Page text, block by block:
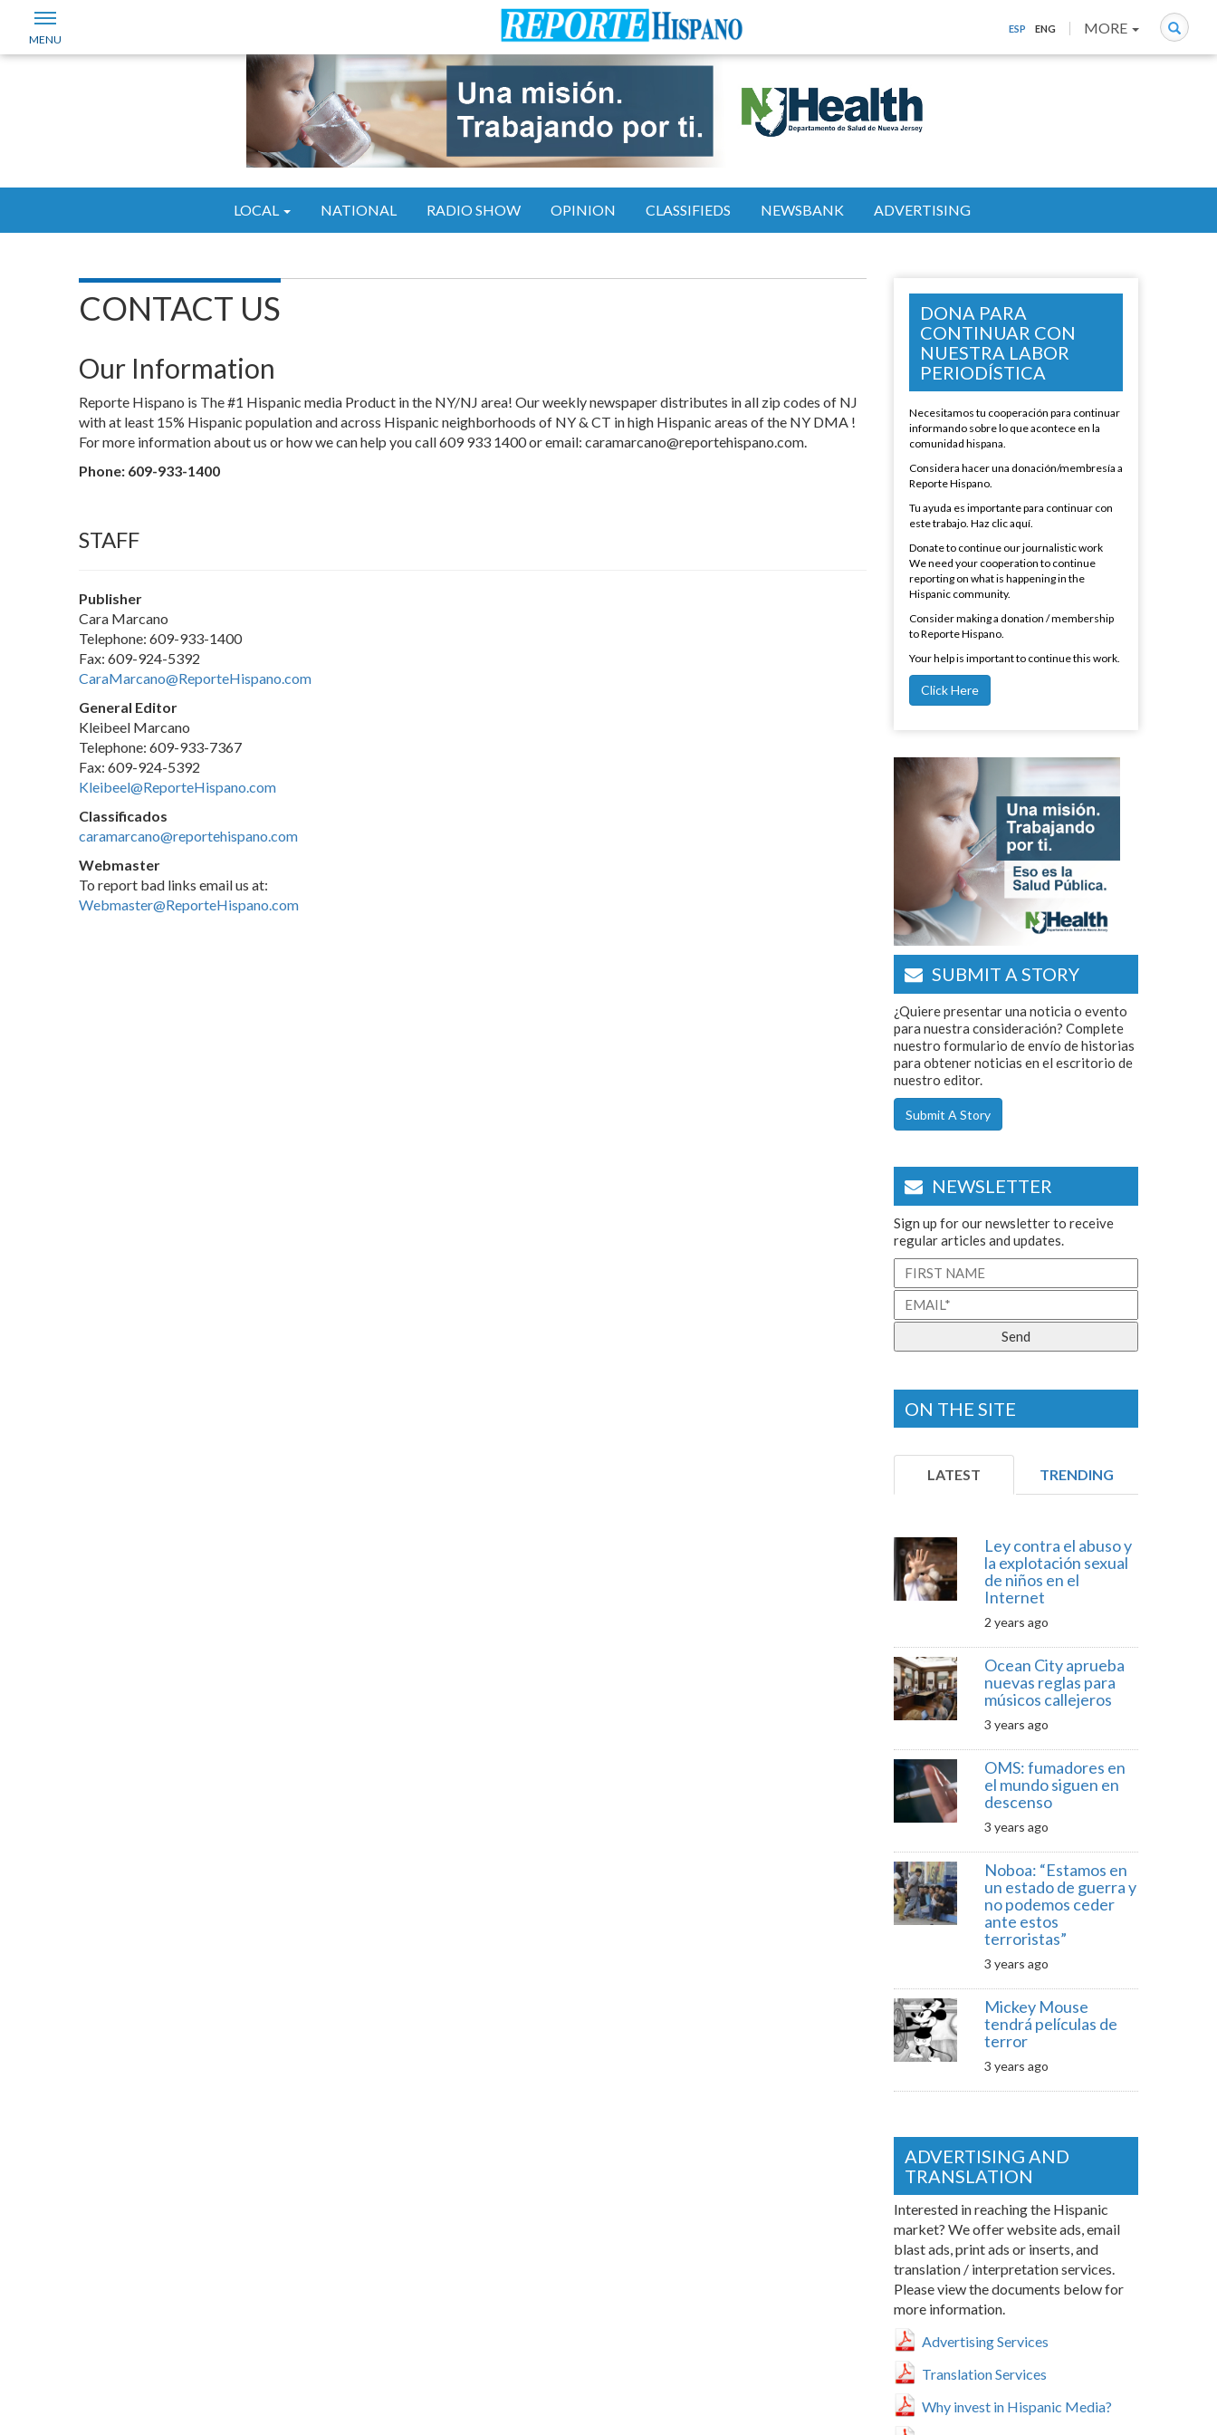
Search
MORE
ESP ENG
LOCAL NATIONAL RADIO SHOW OPINION CLASSIFIEDS NEWSBANK ADVERTISING
CONTACT US
Our Information
Reporte Hispano is The #1 Hispanic media Product in the NY/NJ area! Our weekly newspaper distributes in all zip codes of NJ
with at least 15% Hispanic population and across Hispanic neighborhoods of NY & CT in high Hispanic areas of the NY DMA !
For more information about us or how we can help you call 609 933 1400 or email: caramarcano@reportehispano.com.
Phone: 609-933-1400
STAFF
Publisher
Cara Marcano
Telephone: 609-933-1400
Fax: 609-924-5392
CaraMarcano@ReporteHispano.com
General Editor
Kleibeel Marcano
Telephone: 609-933-7367
Fax: 609-924-5392
Kleibeel@ReporteHispano.com
Classificados
caramarcano@reportehispano.com
Webmaster
To report bad links email us at:
Webmaster@ReporteHispano.com
DONA PARA
CONTINUAR CON
NUESTRA LABOR
PERIODÍSTICA
Necesitamos tu cooperación para continuar
informando sobre lo que acontece en la
comunidad hispana.
Considera hacer una donación/membresía a
Reporte Hispano.
Tu ayuda es importante para continuar con
este trabajo. Haz clic aquí.
Donate to continue our journalistic work
We need your cooperation to continue
reporting on what is happening in the
Hispanic community.
Consider making a donation / membership
to Reporte Hispano.
Your help is important to continue this work.
Click Here
SUBMIT A STORY
¿Quiere presentar una noticia o evento
para nuestra consideración? Complete
nuestro formulario de envío de historias
para obtener noticias en el escritorio de
nuestro editor.
Submit A Story
NEWSLETTER
Sign up for our newsletter to receive
regular articles and updates.
ON THE SITE
LATEST TRENDING
Ley contra el abuso y
la explotación sexual
de niños en el
Internet
2 years ago
Ocean City aprueba
nuevas reglas para
músicos callejeros
3 years ago
OMS: fumadores en
el mundo siguen en
descenso
3 years ago
Noboa: “Estamos en
un estado de guerra y
no podemos ceder
ante estos
terroristas”
3 years ago
Mickey Mouse
tendrá películas de
terror
3 years ago
ADVERTISING AND
TRANSLATION
Interested in reaching the Hispanic
market? We offer website ads, email
blast ads, print ads or inserts, and
translation / interpretation services.
Please view the documents below for
more information.
Advertising Services
Translation Services
Why invest in Hispanic Media?